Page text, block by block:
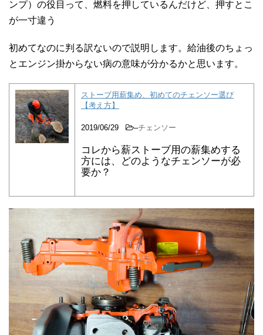
ンプ）の役目って、燃料を押しているんだけど、押すとこ
が一寸違う
初めてなのに判る訳ないので説明します。給油後のちょっ
とエンジン掛からない病の意味が分かるかと思います。
ストーブ用薪集め、初めてのチェンソー選び
【考え方】
2019/06/29 –チェンソー
コレから薪ストーブ用の薪集めする
方には、どのようなチェンソーが必
要か？